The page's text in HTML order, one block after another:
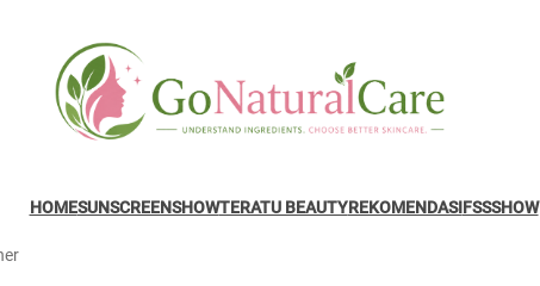
HOMESUNSCREENSHOWTERATU BEAUTYREKOMENDASIFSSSHOW